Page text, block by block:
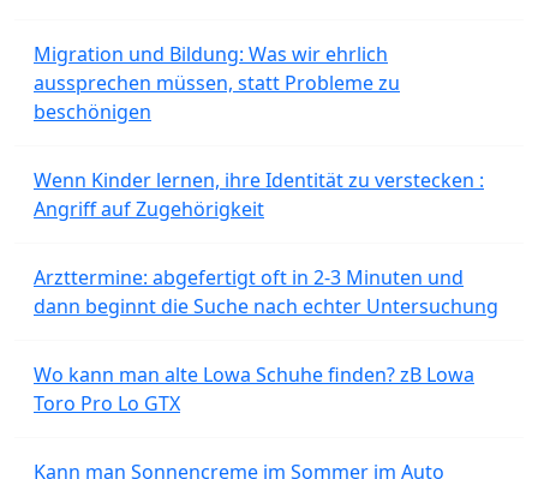
Migration und Bildung: Was wir ehrlich
aussprechen müssen, statt Probleme zu
beschönigen
Wenn Kinder lernen, ihre Identität zu verstecken :
Angriff auf Zugehörigkeit
Arzttermine: abgefertigt oft in 2-3 Minuten und
dann beginnt die Suche nach echter Untersuchung
Wo kann man alte Lowa Schuhe finden? zB Lowa
Toro Pro Lo GTX
Kann man Sonnencreme im Sommer im Auto